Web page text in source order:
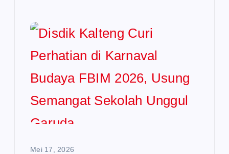
Mei 17, 2026